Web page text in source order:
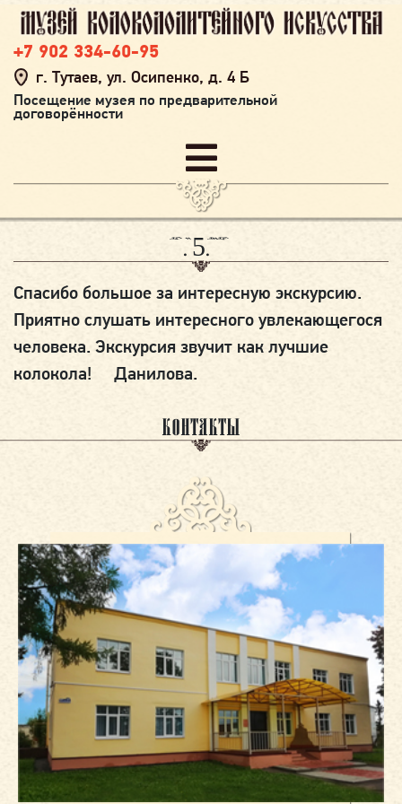
+7 902 334-60-95
г. Тутаев, ул. Осипенко, д. 4 Б
Посещение музея по предварительной
договорённости
21.05.2023
Спасибо большое за интересную экскурсию.
Приятно слушать интересного увлекающегося
человека. Экскурсия звучит как лучшие
колокола! Данилова.
КОНТАКТЫ